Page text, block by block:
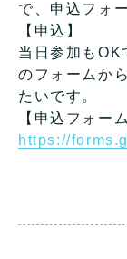
で、申込フォ
【申込】
当日参加もOK
のフォームか
たいです。
【申込フォーム
https://